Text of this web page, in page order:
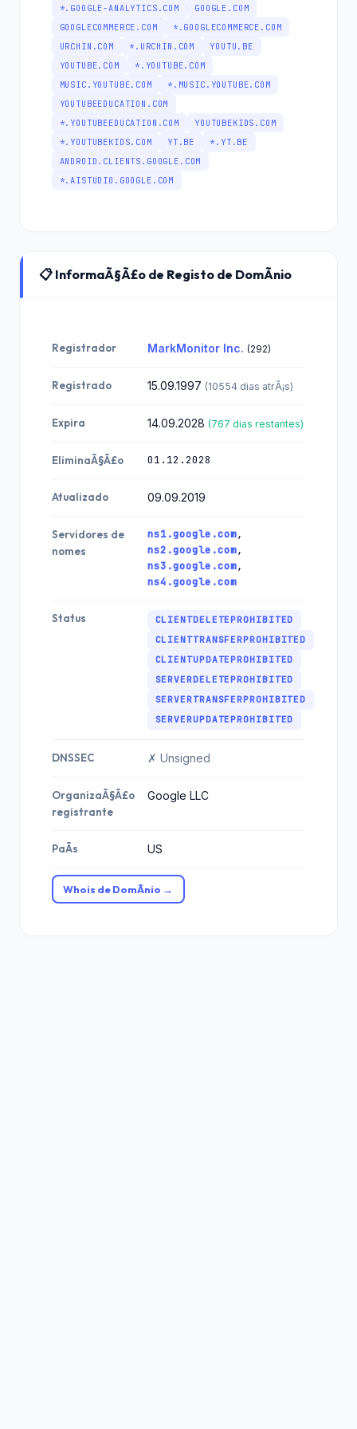
*.GOOGLE-ANALYTICS.COM
GOOGLE.COM
GOOGLECOMMERCE.COM
*.GOOGLECOMMERCE.COM
URCHIN.COM
*.URCHIN.COM
YOUTU.BE
YOUTUBE.COM
*.YOUTUBE.COM
MUSIC.YOUTUBE.COM
*.MUSIC.YOUTUBE.COM
YOUTUBEEDUCATION.COM
*.YOUTUBEEDUCATION.COM
YOUTUBEKIDS.COM
*.YOUTUBEKIDS.COM
YT.BE
*.YT.BE
ANDROID.CLIENTS.GOOGLE.COM
*.AISTUDIO.GOOGLE.COM
📋 InformaÃ§Ã£o de Registo de DomÃ­nio
Registrador MarkMonitor Inc. (292)
Registrado 15.09.1997 (10554 dias atrÃ¡s)
Expira 14.09.2028 (767 dias restantes)
EliminaÃ§Ã£o 01.12.2028
Atualizado 09.09.2019
Servidores de
nomes
ns1.google.com,
ns2.google.com,
ns3.google.com,
ns4.google.com
Status
CLIENTDELETEPROHIBITED
CLIENTTRANSFERPROHIBITED
CLIENTUPDATEPROHIBITED
SERVERDELETEPROHIBITED
SERVERTRANSFERPROHIBITED
SERVERUPDATEPROHIBITED
DNSSEC ✗ Unsigned
OrganizaÃ§Ã£o
registrante
Google LLC
PaÃ­s US
Whois de DomÃ­nio →